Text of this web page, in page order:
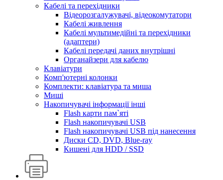
Кабелі та перехідники
Відеорозгалужувачі, відеокомутатори
Кабелі живлення
Кабелі мультимедійні та перехідники
(адаптери)
Кабелі передачі даних внутрішні
Органайзери для кабелю
Клавіатури
Комп'ютерні колонки
Комплекти: клавіатура та миша
Миші
Накопичувачі інформації інші
Flash карти пам`яті
Flash накопичувачі USB
Flash накопичувачі USB під нанесення
Диски CD, DVD, Blue-ray
Кишені для HDD / SSD